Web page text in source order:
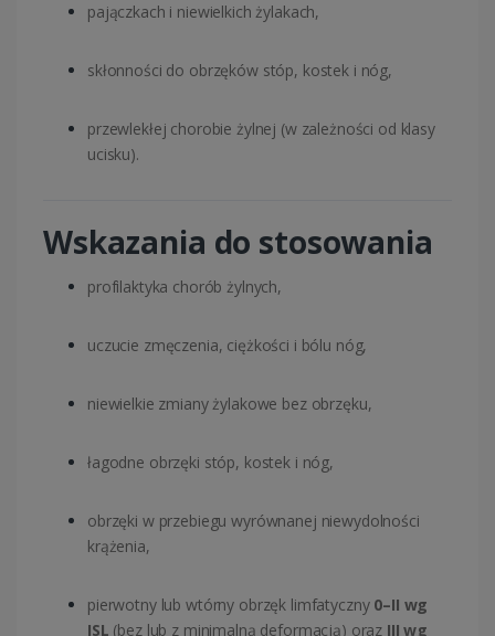
pajączkach i niewielkich żylakach,
skłonności do obrzęków stóp, kostek i nóg,
przewlekłej chorobie żylnej (w zależności od klasy
ucisku).
Wskazania do stosowania
profilaktyka chorób żylnych,
uczucie zmęczenia, ciężkości i bólu nóg,
niewielkie zmiany żylakowe bez obrzęku,
łagodne obrzęki stóp, kostek i nóg,
obrzęki w przebiegu wyrównanej niewydolności
krążenia,
pierwotny lub wtórny obrzęk limfatyczny 0–II wg
ISL (bez lub z minimalną deformacją) oraz III wg